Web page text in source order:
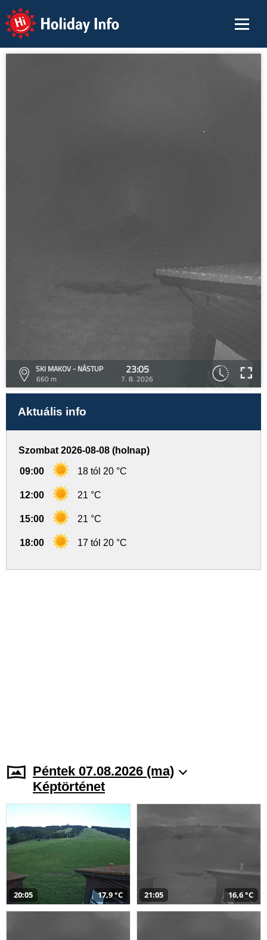
Holiday Info
SKI MAKOV - NÁSTUP
660 m
23:05
7. 8. 2026
Aktuális info
Szombat 2026-08-08 (holnap)
09:00 18 tól 20 °C
12:00 21 °C
15:00 21 °C
18:00 17 tól 20 °C
Péntek 07.08.2026 (ma)
Képtörténet
20:05 17,9 °C 21:05 16,6 °C